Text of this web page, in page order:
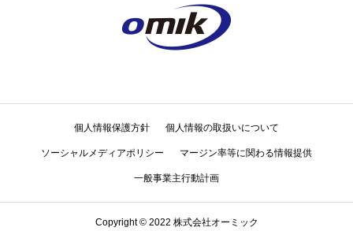
個人情報保護方針 個人情報の取扱いについて
ソーシャルメディアポリシー マージン率等に関わる情報提供
一般事業主行動計画
Copyright © 2022 株式会社オーミック